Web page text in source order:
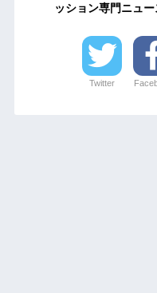
ッション専門ニュ
Twitter